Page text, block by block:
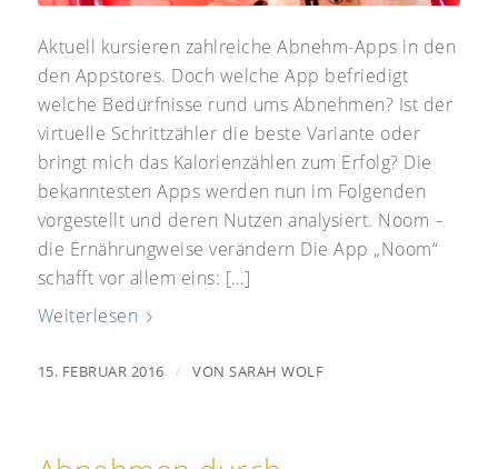
Aktuell kursieren zahlreiche Abnehm-Apps in den
den Appstores. Doch welche App befriedigt
welche Bedürfnisse rund ums Abnehmen? Ist der
virtuelle Schrittzähler die beste Variante oder
bringt mich das Kalorienzählen zum Erfolg? Die
bekanntesten Apps werden nun im Folgenden
vorgestellt und deren Nutzen analysiert. Noom –
die Ernährungweise verändern Die App „Noom“
schafft vor allem eins: […]
Weiterlesen
15. FEBRUAR 2016 / VONSARAH WOLF